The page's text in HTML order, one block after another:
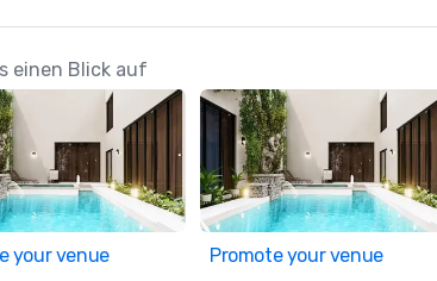
einen Blick auf
your venue Promote your venue